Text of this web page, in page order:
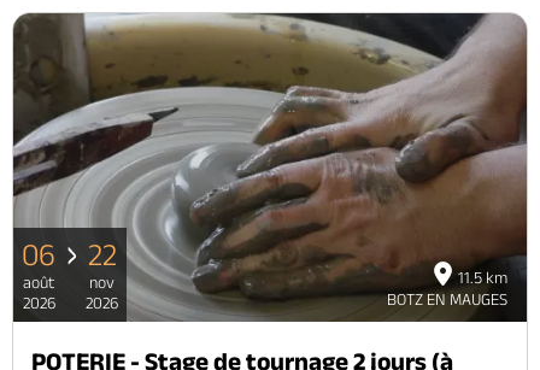
11.5 km
BOTZ EN MAUGES
06
août
2026
22
nov
2026
POTERIE - Stage de tournage 2 jours (à